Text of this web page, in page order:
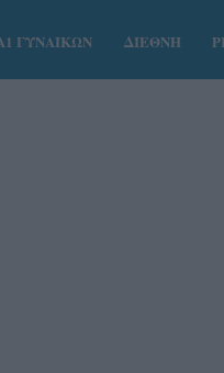
ΓΥΝΑΙΚΩΝ ΔΙΕΘΝΗ